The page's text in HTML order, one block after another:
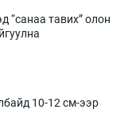
“санаа тавих” олон
10-12 см-ээр